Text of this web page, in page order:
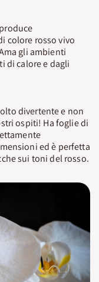
colore rosso vivo
gli ambienti
di calore e dagli
divertente e non
ospiti! Ha foglie di
ed è perfetta
sui toni del rosso.